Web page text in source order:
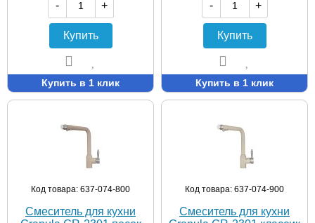
-
+
Купить
Купить в 1 клик
-
+
Купить
Купить в 1 клик
Код товара: 637-074-800
Смеситель для кухни
Код товара: 637-074-900
Смеситель для кухни